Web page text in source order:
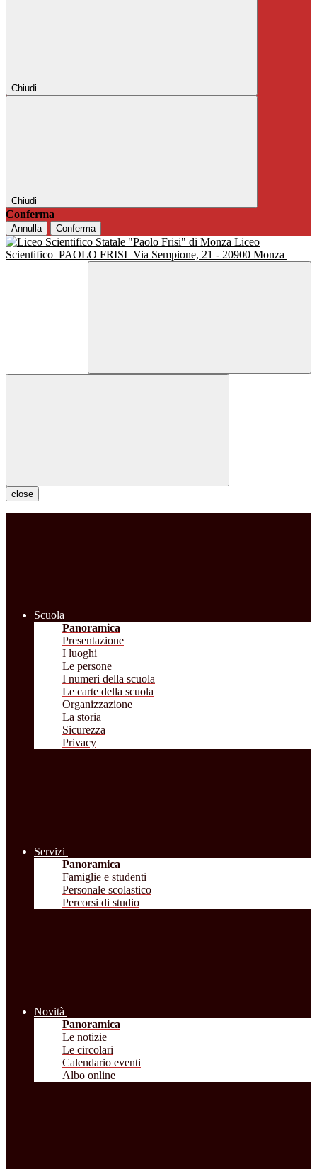
Chiudi
Chiudi
Conferma
Annulla Conferma
Liceo
Scientifico PAOLO FRISI Via Sempione, 21 - 20900 Monza
close
Scuola
Panoramica
Presentazione
I luoghi
Le persone
I numeri della scuola
Le carte della scuola
Organizzazione
La storia
Sicurezza
Privacy
Servizi
Panoramica
Famiglie e studenti
Personale scolastico
Percorsi di studio
Novità
Panoramica
Le notizie
Le circolari
Calendario eventi
Albo online